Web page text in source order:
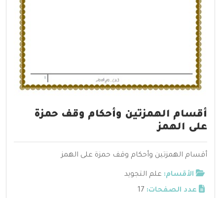
أقسام الهمزتين وأحكام وقف حمزة
على الهمز
أقسام الهمزتين وأحكام وقف حمزة على الهمز
الأقسام: علم التجويد
عدد الصفحات: 17